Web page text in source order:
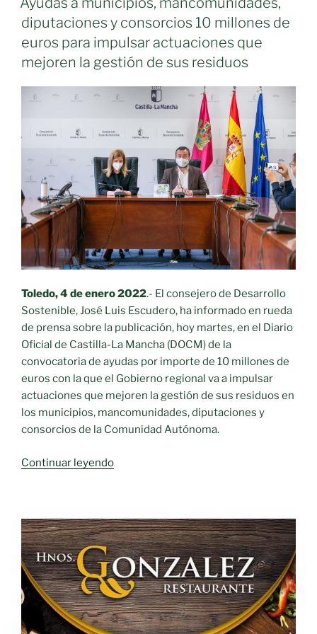
la
biodiversidad»
basura»»
diputaciones y consorcios 10 millones de
euros para impulsar actuaciones que
mejoren la gestión de sus residuos
Toledo, 4 de enero 2022.- El consejero de Desarrollo
Sostenible, José Luis Escudero, ha informado en rueda
de prensa sobre la publicación, hoy martes, en el Diario
Oficial de Castilla-La Mancha (DOCM) de la
convocatoria de ayudas por importe de 10 millones de
euros con la que el Gobierno regional va a impulsar
actuaciones que mejoren la gestión de sus residuos en
los municipios, mancomunidades, diputaciones y
consorcios de la Comunidad Autónoma.
Continuar leyendo«Ayudas
diputaciones
y
consorcios
10
millones
de